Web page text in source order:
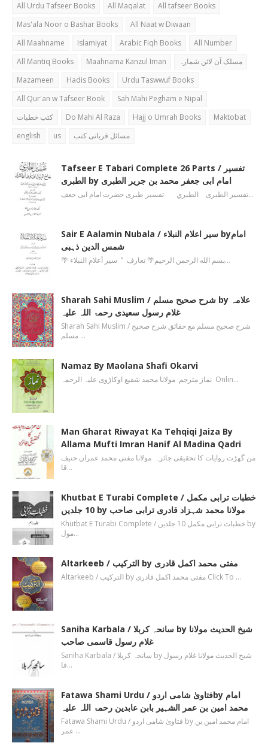
All Urdu Tafseer Books
All Maqalat
All tafseer Books
Mas'ala Noor o Bashar Books
All Naat w Diwaan
All Maahname
Islamiyat Arabic Fiqh Books
All Number
All Mantiq Books
Maahnama Kanzul Iman
مسلک آن لائن شمارہ
Mazameen
Hadis Books
Urdu Taswwuf Books
All Qur'an w Tafseer Book
Sah Mahi Pegham e Nipal
کتب خطبات
Do Mahi Al Raza Hajj o Umrah Books
Maktobat
english
us مسائل قربانی کتب
Tafseer E Tabari Complete 26 Parts / تفسیر
الطبری by امام ابی جعفر محمد بن جریر الطبری
تفسیر الطبری الطبري تفسیر طبری حضرت امام ابی جعف…
Sair E Aalamin Nubala / سیر اعلام النبلاء byامام
شمس الدین ذہبی
🌴 بسم الله الرحمن الرحیم🌴 تعارف ’’ سیر أعلام النبلاء…
Sharah Sahi Muslim / شرح صحیح مسلم by علامہ
غلام رسول سعیدی رحمۃ اللہ علیہ
Sharah Sahi Muslim / شرح صحیح مسلم مع حقائق شرح صحیح
مسلم …
Namaz By Maolana Shafi Okarvi
نماز مترجم مولانا محمد شفیع اوکاڑوی علیہ الرحمہ Onlin…
Man Gharat Riwayat Ka Tehqiqi Jaiza By
Allama Mufti Imran Hanif Al Madina Qadri
من گھڑت روایات کا تحقیقی جائزہ مولانا مفتی محمد عمران حنیف
قا…
Khutbat E Turabi Complete / خطبات ترابی مکمل
10 جلدیں by مولانا محمد شہزاد قادری ترابی صاحب
Khutbat E Turabi Complete / خطبات ترابی مکمل 10 جلدیں by
مول…
Altarkeeb / الترکیب by مفتی محمد اکمل قادری
Altarkeeb / الترکیب by مفتی محمد اکمل قادری Click To …
Saniha Karbala / سانحہ کربلا by شیخ الحدیث مولانا
غلام رسول قاسمی صاحب
Saniha Karbala / سانحہ کربلا by شیخ الحدیث مولانا غلام رسول
قا…
Fatawa Shami Urdu / فتاویٰ شامی اردوby امام
محمد امین بن عمر الشہیر بابن عابدین رحمۃ اللہ علیہ
Fatawa Shami Urdu / فتاویٰ شامی اردو by امام محمد امین بن
عمر …